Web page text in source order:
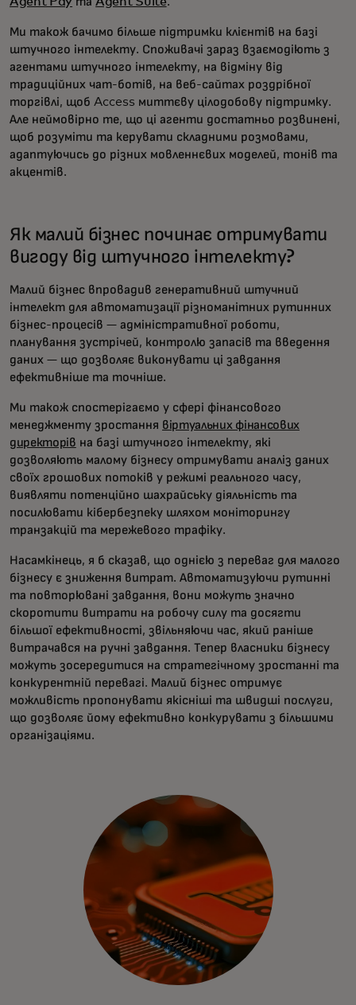
Ми також бачимо більше підтримки клієнтів на базі
штучного інтелекту. Споживачі зараз взаємодіють з
агентами штучного інтелекту, на відміну від
традиційних чат-ботів, на веб-сайтах роздрібної
торгівлі, щоб Access миттєву цілодобову підтримку.
Але неймовірно те, що ці агенти достатньо розвинені,
щоб розуміти та керувати складними розмовами,
адаптуючись до різних мовленнєвих моделей, тонів та
акцентів.
Як малий бізнес починає отримувати
вигоду від штучного інтелекту?
Малий бізнес впровадив генеративний штучний
інтелект для автоматизації різноманітних рутинних
бізнес-процесів — адміністративної роботи,
планування зустрічей, контролю запасів та введення
даних — що дозволяє виконувати ці завдання
ефективніше та точніше.
Ми також спостерігаємо у сфері фінансового
менеджменту зростання віртуальних фінансових
директорів на базі штучного інтелекту, які
дозволяють малому бізнесу отримувати аналіз даних
своїх грошових потоків у режимі реального часу,
виявляти потенційно шахрайську діяльність та
посилювати кібербезпеку шляхом моніторингу
транзакцій та мережевого трафіку.
Насамкінець, я б сказав, що однією з переваг для малого
бізнесу є зниження витрат. Автоматизуючи рутинні
та повторювані завдання, вони можуть значно
скоротити витрати на робочу силу та досягти
більшої ефективності, звільняючи час, який раніше
витрачався на ручні завдання. Тепер власники бізнесу
можуть зосередитися на стратегічному зростанні та
конкурентній перевагі. Малий бізнес отримує
можливість пропонувати якісніші та швидші послуги,
що дозволяє йому ефективно конкурувати з більшими
організаціями.